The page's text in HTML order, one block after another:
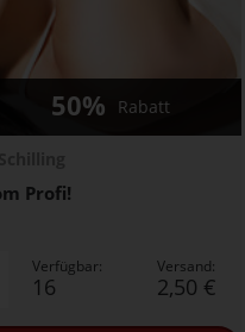
Profi!
50% Rabatt
Verfügbar:
16
Versand:
2,50 €